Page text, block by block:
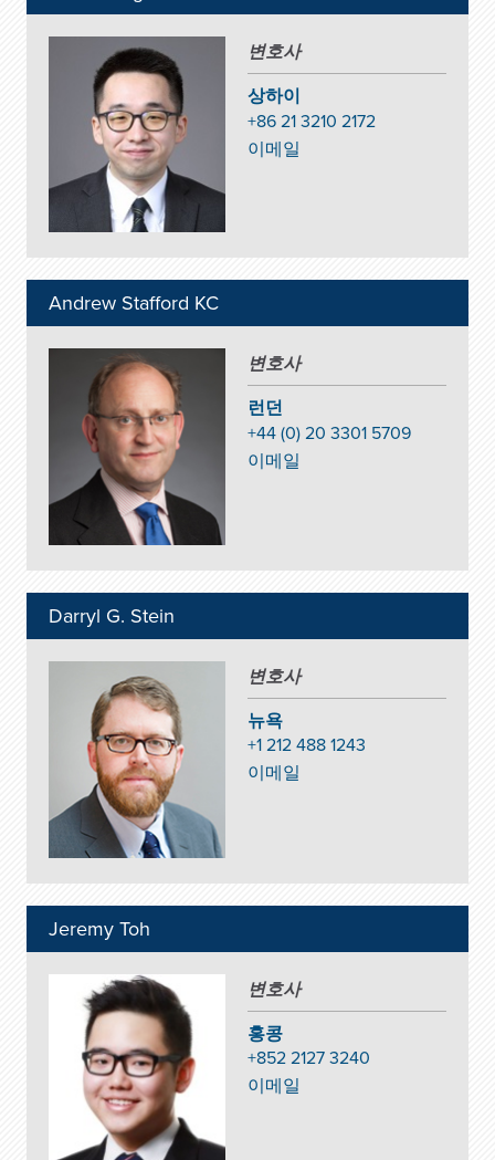
변호사
상하이
+86 21 3210 2172
이메일
Andrew Stafford KC
변호사
런던
+44 (0) 20 3301 5709
이메일
Darryl G. Stein
변호사
뉴욕
+1 212 488 1243
이메일
Jeremy Toh
변호사
홍콩
+852 2127 3240
이메일